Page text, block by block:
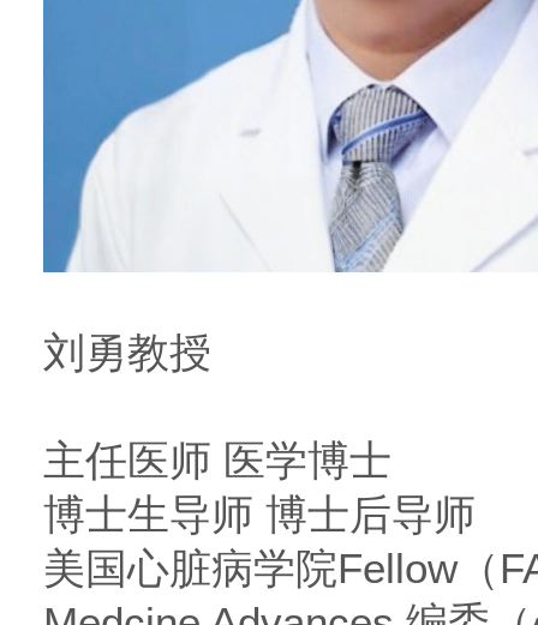
刘勇教授
主任医师 医学博士
博士生导师 博士后导师
美国心脏病学院Fellow（